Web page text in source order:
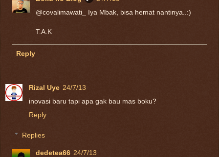
@covalimawati_ Iya Mbak, bisa hemat nantinya..:)
T.A.K
Reply
Rizal Uye 24/7/13
inovasi baru tapi apa gak bau mas boku?
Reply
Replies
dedetea66 24/7/13